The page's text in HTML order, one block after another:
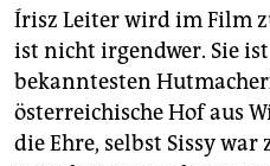
Írisz Leiter wird im Film
ist nicht irgendwer. Sie
bekanntesten
österreichische Hof aus
die Ehre, selbst Sissy war